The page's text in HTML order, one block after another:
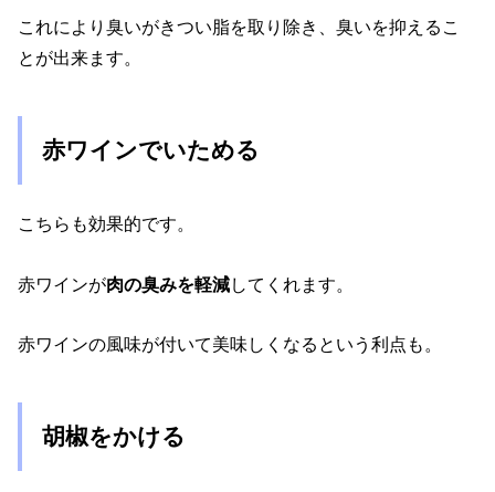
これにより臭いがきつい脂を取り除き、臭いを抑えるこ
とが出来ます。
赤ワインでいためる
こちらも効果的です。
赤ワインが肉の臭みを軽減してくれます。
赤ワインの風味が付いて美味しくなるという利点も。
胡椒をかける